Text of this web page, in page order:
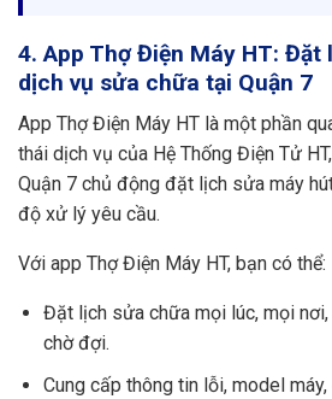
4. App Thợ Điện Máy HT: Đặt
dịch vụ sửa chữa tại Quận 7
App Thợ Điện Máy HT là một phần
thái dịch vụ của Hệ Thống Điện Tử
Quận 7 chủ động đặt lịch sửa máy
độ xử lý yêu cầu.
Với app Thợ Điện Máy HT, bạn có thể:
Đặt lịch sửa chữa mọi lúc, mọi
chờ đợi.
Cung cấp thông tin lỗi, model